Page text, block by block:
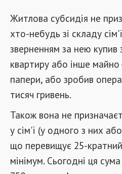
Житлова субсидія не
хто-небудь зі складу
зверненням за нею купив
квартиру або інше майно
папери, або зробив
тисяч гривень.
Також вона не
у сім'ї (у одного з них
що перевищує 25-
мінімум. Сьогодні ця